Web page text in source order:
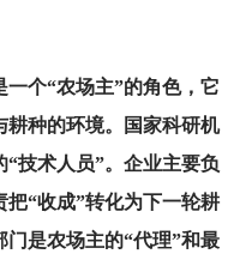
个“农场主”的角色，它
种的环境。国家科研机
技术人员”。企业主要负
“收成”转化为下一轮耕
是农场主的“代理”和最